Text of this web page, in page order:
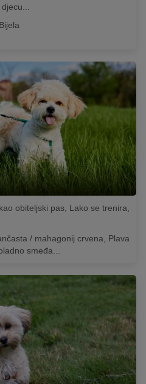
obiteljski pas, Lako se trenira,
/ mahagonij crvena, Plava
smeđa...